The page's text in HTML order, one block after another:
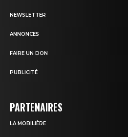
NEWSLETTER
ANNONCES
FAIRE UN DON
PUBLICITÉ
PARTENAIRES
LA MOBILIÈRE